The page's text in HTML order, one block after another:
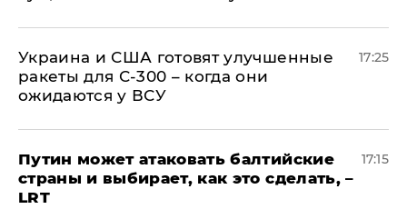
Украина и США готовят улучшенные
ракеты для С-300 – когда они
ожидаются у ВСУ
17:25
Путин может атаковать балтийские
страны и выбирает, как это сделать, –
LRT
17:15